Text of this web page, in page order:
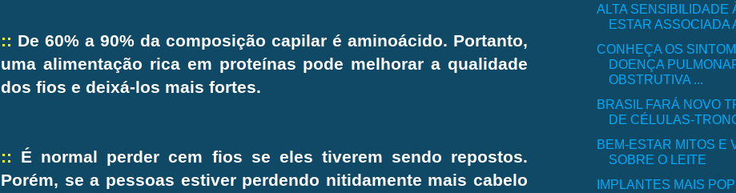
:: De 60% a 90% da composição capilar é aminoácido. Portanto,
uma alimentação rica em proteínas pode melhorar a qualidade
dos fios e deixá-los mais fortes.
:: É normal perder cem fios se eles tiverem sendo repostos.
Porém, se a pessoas estiver perdendo nitidamente mais cabelo
ALTA SENSIBILIDADE
ESTAR ASSOCIADA
CONHEÇA OS
DOENÇA
OBSTRUTIVA ...
BRASIL FARÁ NOVO
DE CÉLULAS-
BEM-ESTAR MITOS E
SOBRE O LEITE
IMPLANTES MAIS